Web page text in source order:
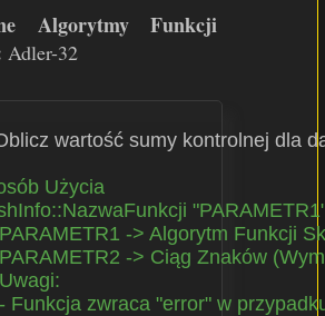
Algorytmy Funkcji
Adler-32
Oblicz wartość sumy kontrolnej
Użycia
-> Algorytm Funkcji
-> Ciąg Znaków
Funkcja zwraca "error" w